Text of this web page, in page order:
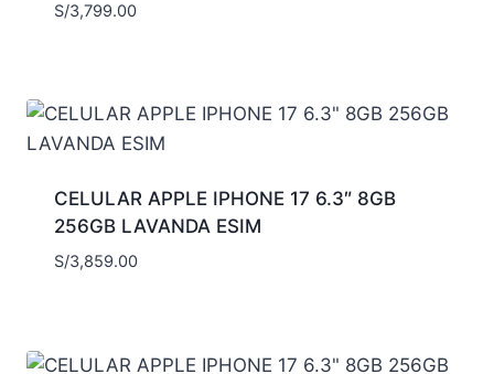
S/3,799.00
CELULAR APPLE IPHONE 17 6.3″ 8GB
256GB LAVANDA ESIM
S/3,859.00